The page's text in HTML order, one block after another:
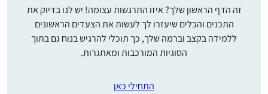
זה הדף הראשון שלך? איזו התרגשות עצומה! יש לנו בדיוק את
התכנים והכלים שיעזרו לך לעשות את הצעדים הראשונים
ללמידה בקצב וברמה שלך, כך תוכלי להרגיש בנוח גם בתוך
הסוגיות המורכבות ומאתגרות.
התחילי כאן